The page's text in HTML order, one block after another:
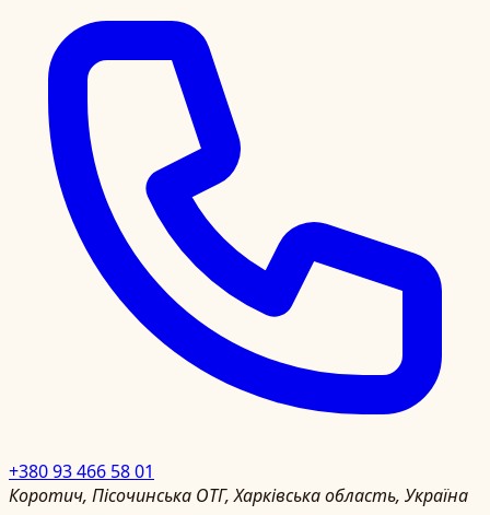
+380 93 466 58 01
Коротич, Пісочинська ОТГ, Харківська область, Україна